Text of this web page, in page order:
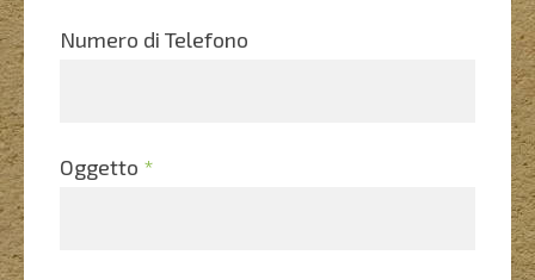
Numero di Telefono
Oggetto *